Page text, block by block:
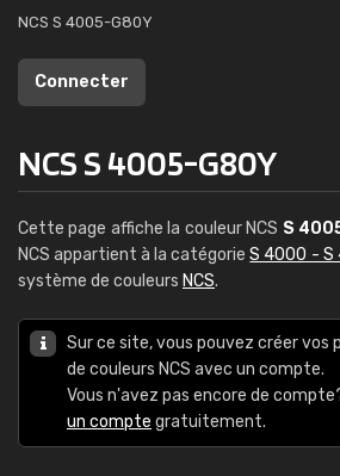
NCS S 4005-G80Y
Connecter
NCS S 4005-G80Y
Cette page affiche la couleur NCS S
NCS appartient à la catégorieS 4000 - S
système de couleurs NCS.
Sur ce site, vous pouvez créer vos
de couleurs NCS avec un compte.
Vous n'avez pas encore de
un compte gratuitement.